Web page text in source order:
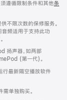
遵循限制条件和其他条
不限次数的保修服务。
频适用于支持此功
扬声器，如两部
(第一代)。
最新隔空播放软件
单独购买。